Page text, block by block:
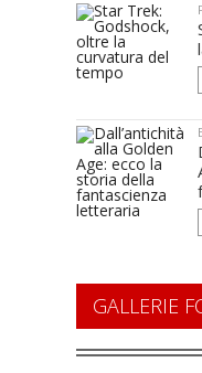
GALLERIE